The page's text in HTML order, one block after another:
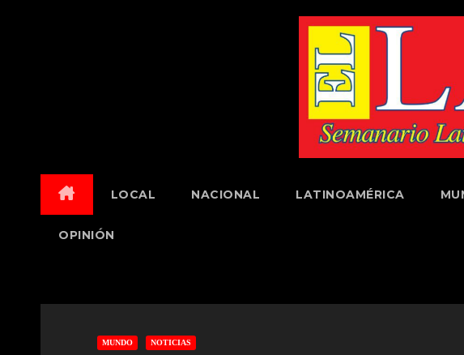
LOCAL NACIONAL LATINOAMÉRICA
OPINIÓN
MUNDO NOTICIAS